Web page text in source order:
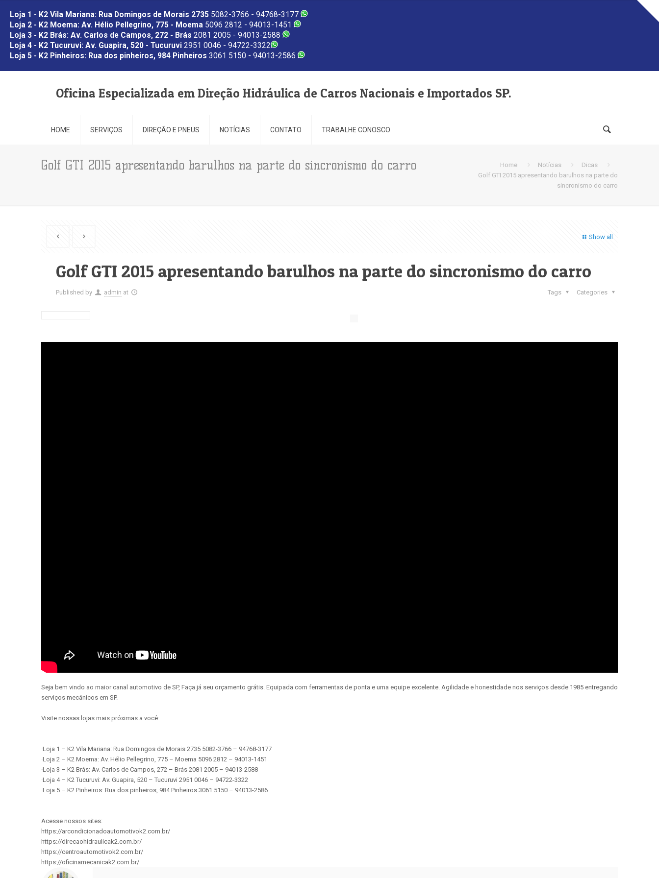
Loja 1 - K2 Vila Mariana: Rua Domingos de Morais 2735 5082-3766 - 94768-3177
Loja 2 - K2 Moema: Av. Hélio Pellegrino, 775 - Moema 5096 2812 - 94013-1451
Loja 3 - K2 Brás: Av. Carlos de Campos, 272 - Brás 2081 2005 - 94013-2588
Loja 4 - K2 Tucuruvi: Av. Guapira, 520 - Tucuruvi 2951 0046 - 94722-3322
Loja 5 - K2 Pinheiros: Rua dos pinheiros, 984 Pinheiros 3061 5150 - 94013-2586
Oficina Especializada em Direção Hidráulica de Carros Nacionais e Importados SP.
HOME SERVIÇOS DIREÇÃO E PNEUS NOTÍCIAS CONTATO TRABALHE CONOSCO
Golf GTI 2015 apresentando barulhos na parte do sincronismo do carro Home Notícias
Dicas
Golf GTI 2015 apresentando barulhos na parte do
sincronismo do carro
Show all
Golf GTI 2015 apresentando barulhos na parte do sincronismo do carro
Published by admin at Categories
Tags
Seja bem vindo ao maior canal automotivo de SP, Faça já seu orçamento grátis. Equipada com ferramentas de ponta e uma equipe excelente. Agilidade e honestidade nos serviços desde 1985 entregando
serviços mecânicos em SP.
Visite nossas lojas mais próximas a você:
·Loja 1 – K2 Vila Mariana: Rua Domingos de Morais 2735 5082-3766 – 94768-3177
·Loja 2 – K2 Moema: Av. Hélio Pellegrino, 775 – Moema 5096 2812 – 94013-1451
·Loja 3 – K2 Brás: Av. Carlos de Campos, 272 – Brás 2081 2005 – 94013-2588
·Loja 4 – K2 Tucuruvi: Av. Guapira, 520 – Tucuruvi 2951 0046 – 94722-3322
·Loja 5 – K2 Pinheiros: Rua dos pinheiros, 984 Pinheiros 3061 5150 – 94013-2586
Acesse nossos sites:
https://arcondicionadoautomotivok2.com.br/
https://direcaohidraulicak2.com.br/
https://centroautomotivok2.com.br/
https://oficinamecanicak2.com.br/